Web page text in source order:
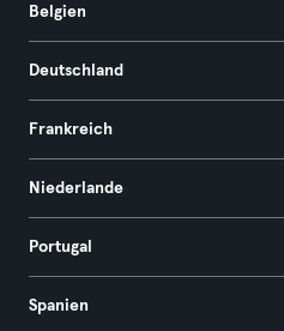
Belgien
Deutschland
Frankreich
Niederlande
Portugal
Spanien